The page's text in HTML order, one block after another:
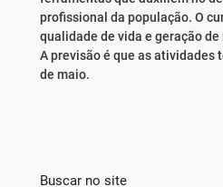
profissional da população. O
qualidade de vida e geração
A previsão é que as atividades
de maio.
Buscar no site